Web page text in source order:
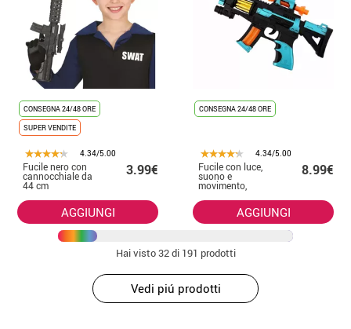
CONSEGNA 24/48 ORE
SUPER VENDITE
4.34/5.00
Fucile nero con
cannocchiale da
44 cm
3.99€
AGGIUNGI
CONSEGNA 24/48 ORE
4.34/5.00
Fucile con luce,
suono e
movimento,
33x15 cm, in
plastica
8.99€
AGGIUNGI
Hai visto32di 191 prodotti
Vedi piú prodotti